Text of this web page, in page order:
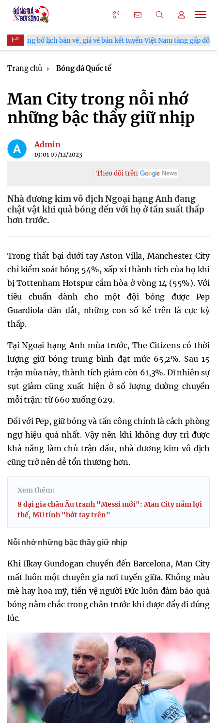
vé, giá vé bán kết tuyển Việt Nam tăng gấp đôi V.League
Trang chủ Bóng đá Quốc tế
Man City trong nỗi nhớ
những bậc thầy giữ nhịp
Admin
19:01 07/12/2023
Theo dõi trên
Nhà đương kim vô địch Ngoại hạng Anh đang
chật vật khi quả bóng đến với họ ở tần suất thấp
hơn trước.
Trong thất bại dưới tay Aston Villa, Manchester City
chỉ kiểm soát bóng 54%, xấp xỉ thành tích của họ khi
bị Tottenham Hotspur cầm hòa ở vòng 14 (55%). Với
tiêu chuẩn dành cho một đội bóng được Pep
Guardiola dẫn dắt, những con số kể trên là cực kỳ
thấp.
Tại Ngoại hạng Anh mùa trước, The Citizens có thời
lượng giữ bóng trung bình đạt mức 65,2%. Sau 15
trận mùa này, thành tích giảm còn 61,3%. Dĩ nhiên sự
sụt giảm cũng xuất hiện ở số lượng đường chuyền
mỗi trận: từ 660 xuống 629.
Đối với Pep, giữ bóng và tấn công chính là cách phòng
ngự hiệu quả nhất. Vậy nên khi không duy trì được
khả năng làm chủ trận đấu, nhà đương kim vô địch
cũng trở nên dễ tổn thương hơn.
Xem thêm:
8 đại gia châu Âu tranh "Messi mới": Man City nắm lợi
thế, MU tính "hớt tay trên"
Nỗi nhớ những bậc thầy giữ nhịp
Khi Ilkay Gundogan chuyển đến Barcelona, Man City
mất luôn một chuyên gia nơi tuyến giữa. Không màu
mè hay hoa mỹ, tiền vệ người Đức luôn đảm bảo quả
bóng nằm chắc trong chân trước khi được đẩy đi đúng
lúc.